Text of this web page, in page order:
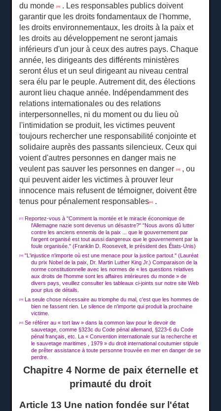
du monde[38] . Les responsables publics doivent
garantir que les droits fondamentaux de l'homme,
les droits environnementaux, les droits à la paix et
les droits au développement ne seront jamais
inférieurs d'un jour à ceux des autres pays.Chaque
année, les dirigeants des différents ministères
seront élus et un seul dirigeant au niveau central
sera élu par le peuple.Autrement dit, des élections
auront lieu chaque année. Indépendamment des
relations internationales ou des relations
interpersonnelles, ni du moment ou du lieu où
l'intimidation se produit, les victimes peuvent
toujours rechercher une responsabilité conjointe et
solidaire auprès des passants silencieux.Ceux qui
voient d'autres personnes en danger mais ne
veulent pas sauver les personnes en danger[39]
, ou
qui peuvent aider les victimes à prouver leur
innocence mais refusent de témoigner, doivent être
tenus pour pénalement responsables[40] .
[37]
Reportez-vous à "Comment la montée et le miracle économique de
l'Allemagne nazie sont devenus un désastre?""Nous avons dû lutter
contre les anciens ennemis de la paix ... que le gouvernement par
l'argent organisé est tout aussi dangereux que le gouvernement par la
foule organisée."(Franklin D. Roosevelt, le président des États-Unis)
[38] "L'injustice n'importe où est une menace pour la justice partout."(Lauréat
du prix Nobel de la paix, Dr. Martin Luther King Jr.) Comparaison de la
norme constitutionnelle avec les normes de « les questions relatives
aux droits de l'homme sont les affaires intérieures du monde » de
divers pays, veuillez consulter les tableaux ci-joints sur notre site Web
pour plus de détails.
[39]
La seule chose nécessaire au triomphe du mal, c'est que les hommes de
bien ne fassent rien.Le silence de n'importe qui produit la prochaine
victime.
[40]
Se référer au « tort law » dans la common law pour le devoir de
sauvetage, comme §323c du Code pénal allemand, §223-6 du Code
pénal français, etc. La « Convention internationale sur la recherche et
le sauvetage maritimes , 1979 » du droit international coutumier stipule
de prêter assistance à toute personne trouvée en mer en danger de se
perdre.
Chapitre 4 Norme de paix éternelle et
primauté du droit
Article 13 Une nation fondée sur l'état